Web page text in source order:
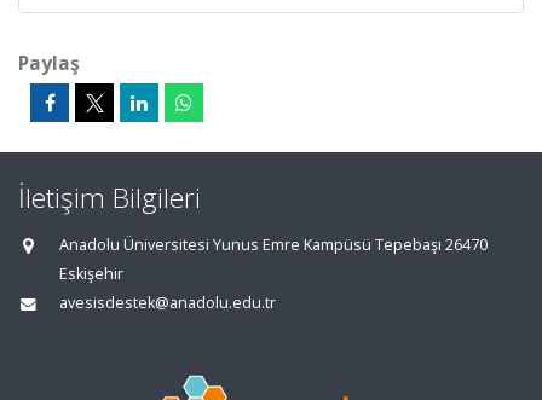
Paylaş
İletişim Bilgileri
Anadolu Üniversitesi Yunus Emre Kampüsü Tepebaşı 26470
Eskişehir
avesisdestek@anadolu.edu.tr